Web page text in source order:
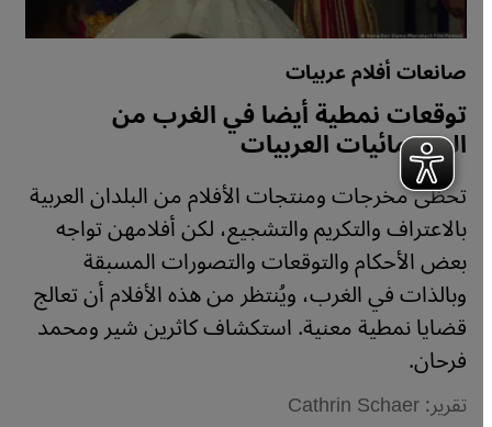
صانعات أفلام عربيات
توقعات نمطية أيضا في الغرب من
السينمائيات العربيات
تحظى مخرجات ومنتجات الأفلام من البلدان العربية
بالاعتراف والتكريم والتشجيع، لكن أفلامهن تواجه
بعض الأحكام والتوقعات والتصورات المسبقة
وبالذات في الغرب، ويُنتظر من هذه الأفلام أن تعالج
قضايا نمطية معنية. استكشاف كاثرين شير ومحمد
فرحان.
تقرير: Cathrin Schaer